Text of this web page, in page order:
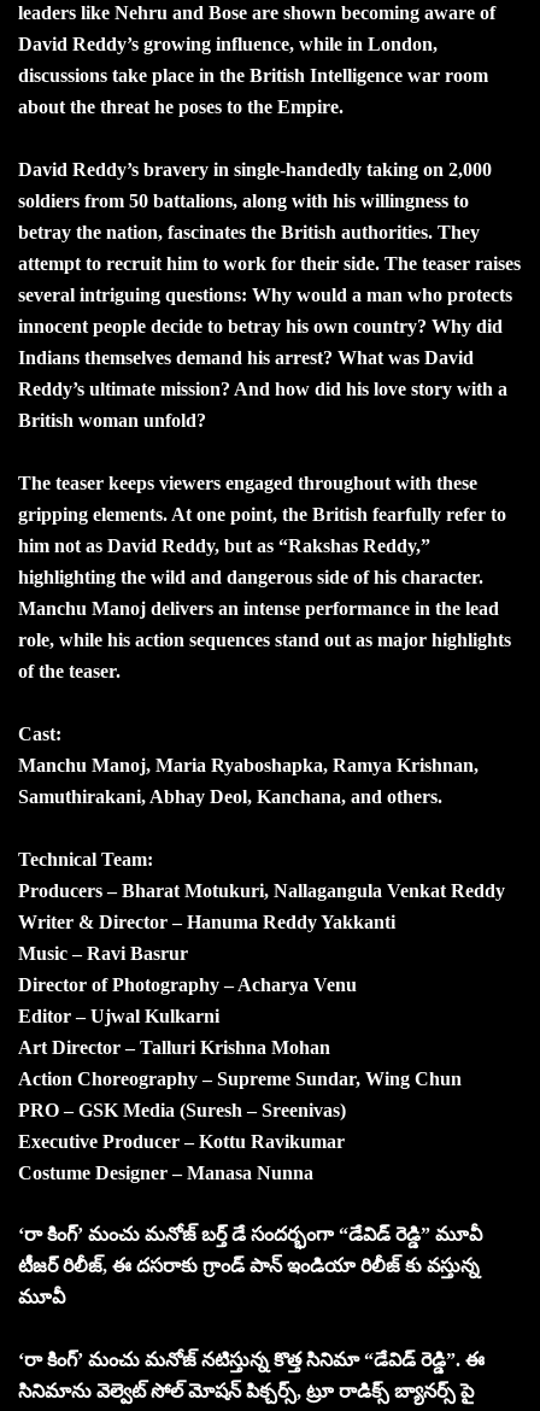
leaders like Nehru and Bose are shown becoming aware of
David Reddy’s growing influence, while in London,
discussions take place in the British Intelligence war room
about the threat he poses to the Empire.
David Reddy’s bravery in single-handedly taking on 2,000
soldiers from 50 battalions, along with his willingness to
betray the nation, fascinates the British authorities. They
attempt to recruit him to work for their side. The teaser raises
several intriguing questions: Why would a man who protects
innocent people decide to betray his own country? Why did
Indians themselves demand his arrest? What was David
Reddy’s ultimate mission? And how did his love story with a
British woman unfold?
The teaser keeps viewers engaged throughout with these
gripping elements. At one point, the British fearfully refer to
him not as David Reddy, but as “Rakshas Reddy,”
highlighting the wild and dangerous side of his character.
Manchu Manoj delivers an intense performance in the lead
role, while his action sequences stand out as major highlights
of the teaser.
Cast:
Manchu Manoj, Maria Ryaboshapka, Ramya Krishnan,
Samuthirakani, Abhay Deol, Kanchana, and others.
Technical Team:
Producers – Bharat Motukuri, Nallagangula Venkat Reddy
Writer & Director – Hanuma Reddy Yakkanti
Music – Ravi Basrur
Director of Photography – Acharya Venu
Editor – Ujwal Kulkarni
Art Director – Talluri Krishna Mohan
Action Choreography – Supreme Sundar, Wing Chun
PRO – GSK Media (Suresh – Sreenivas)
Executive Producer – Kottu Ravikumar
Costume Designer – Manasa Nunna
‘రా కింగ్’ మంచు మనోజ్ బర్త్ డే సందర్భంగా “డేవిడ్ రెడ్డి” మూవీ
టీజర్ రిలీజ్, ఈ దసరాకు గ్రాండ్ పాన్ ఇండియా రిలీజ్ కు వస్తున్న
మూవీ
‘రా కింగ్’ మంచు మనోజ్ నటిస్తున్న కొత్త సినిమా “డేవిడ్ రెడ్డి”. ఈ
సినిమాను వెల్వెట్ సోల్ మోషన్ పిక్చర్స్, ట్రూ రాడిక్స్ బ్యానర్స్ పై